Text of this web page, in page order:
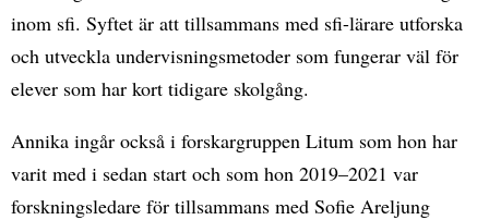
inom sfi. Syftet är att tillsammans med sfi-lärare utforska
och utveckla undervisningsmetoder som fungerar väl för
elever som har kort tidigare skolgång.
Annika ingår också i forskargruppen Litum som hon har
varit med i sedan start och som hon 2019–2021 var
forskningsledare för tillsammans med Sofie Areljung